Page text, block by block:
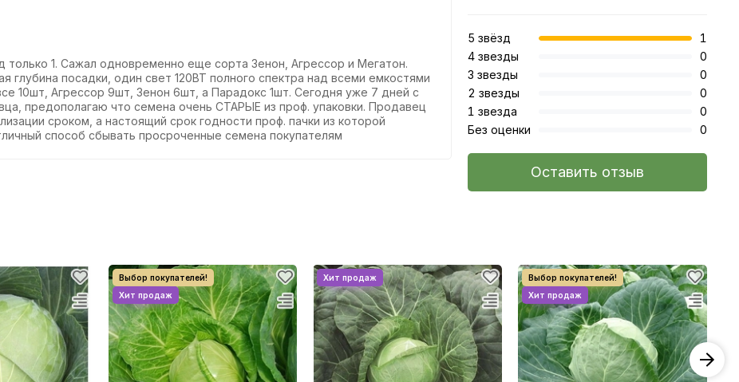
только 1. Сажал одновременно еще сорта Зенон, Агрессор и Мегатон.
глубина посадки, один свет 120ВТ полного спектра над всеми емкостями
10шт, Агрессор 9шт, Зенон 6шт, а Парадокс 1шт. Сегодня уже 7 дней с
предополагаю что семена очень СТАРЫЕ из проф. упаковки. Продавец
сроком, а настоящий срок годности проф. пачки из которой
способ сбывать просроченные семена покупателям
5 звёзд
1
4 звезды
0
3 звезды
0
2 звезды
0
1 звезда
0
Без оценки
0
Оставить отзыв